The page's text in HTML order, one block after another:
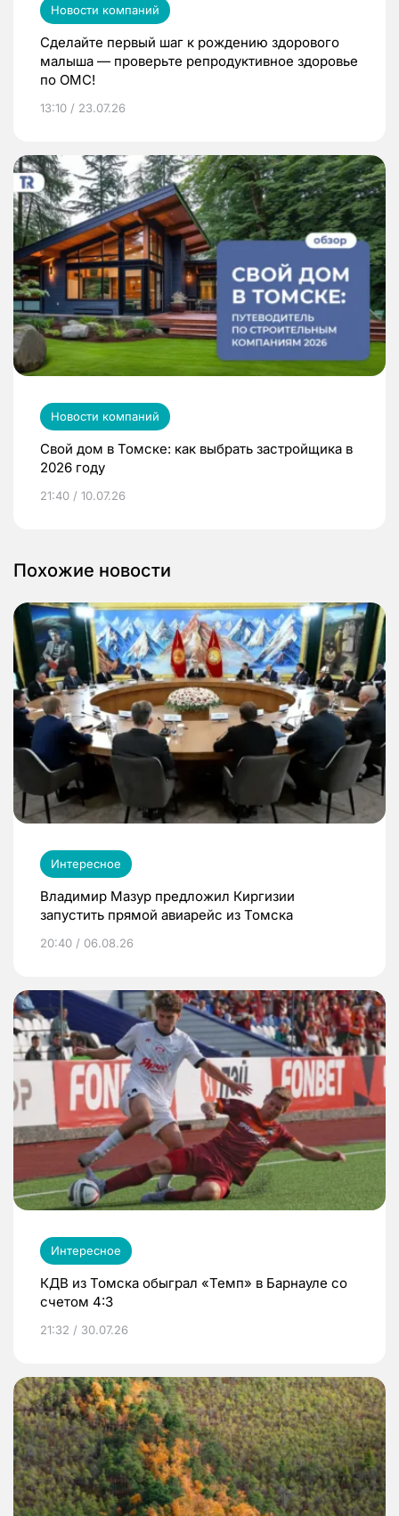
Новости компаний
Сделайте первый шаг к рождению здорового
малыша — проверьте репродуктивное здоровье
по ОМС!
13:10 / 23.07.26
Новости компаний
Свой дом в Томске: как выбрать застройщика в
2026 году
21:40 / 10.07.26
Похожие новости
Интересное
Владимир Мазур предложил Киргизии
запустить прямой авиарейс из Томска
20:40 / 06.08.26
Интересное
КДВ из Томска обыграл «Темп» в Барнауле со
счетом 4:3
21:32 / 30.07.26